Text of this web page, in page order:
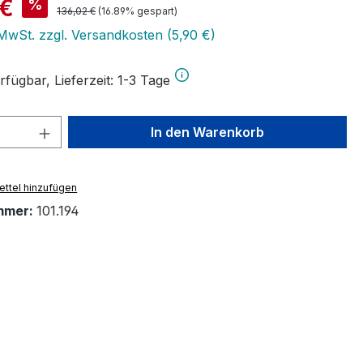
% Regulärer Preis:
136,02 € (16.89% gespart)
zzgl. Versandkosten (5,90 €)
Lieferzeit: 1-3 Tage
Anzahl: Gib den gewünschten Wert
In den Warenkorb
hinzufügen
101.194